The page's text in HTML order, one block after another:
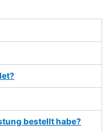
bestellt habe?